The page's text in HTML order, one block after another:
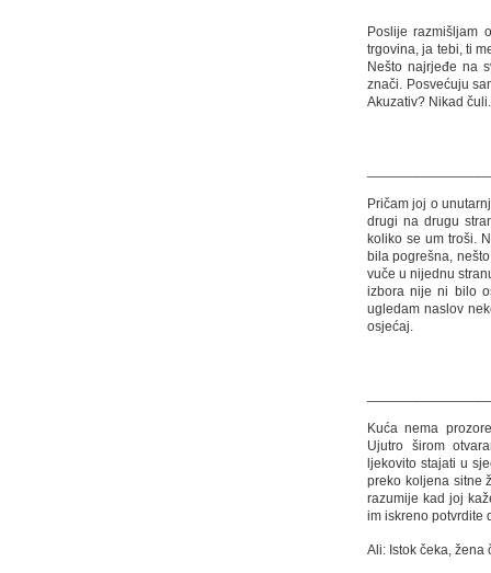
Poslije razmišljam
trgovina, ja tebi, ti
Nešto najrjeđe na
znači. Posvećuju
Akuzativ? Nikad čuli.
Pričam joj o
drugi na drugu
koliko se um troši.
bila pogrešna,
vuče u nijednu
izbora nije ni bilo
ugledam naslov
osjećaj.
Kuća nema
Ujutro širom
ljekovito stajati u
preko koljena sitne
razumije kad joj
im iskreno potvrdite
Ali: Istok čeka, žena